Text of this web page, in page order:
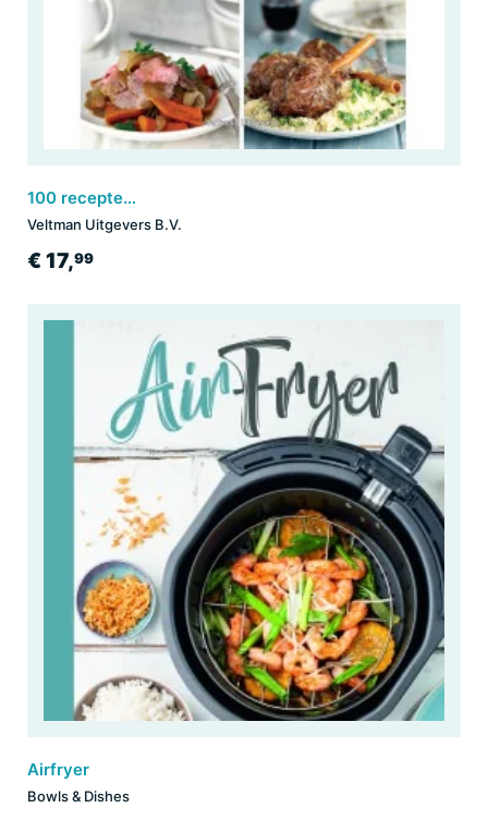
100 recepten voor de SLOWCOOKER
Veltman Uitgevers B.V.
€ 17,99
Airfryer
Bowls & Dishes